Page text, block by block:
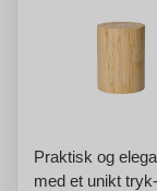
Praktisk og
med et unikt